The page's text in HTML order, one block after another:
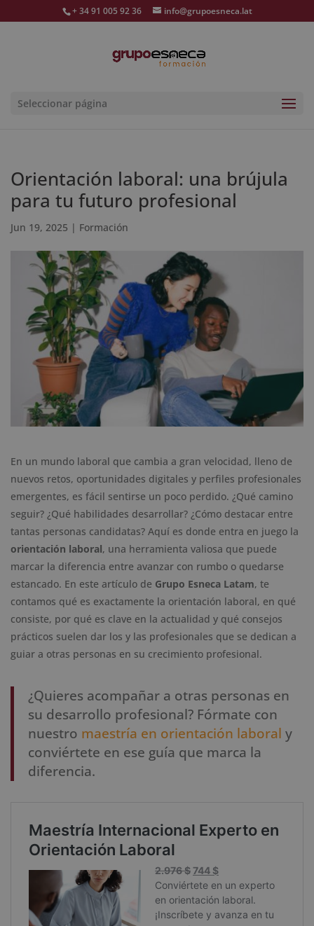
+ 34 91 005 92 36 info@grupoesneca.lat
Seleccionar página
Orientación laboral: una brújula
para tu futuro profesional
Jun 19, 2025 | Formación
En un mundo laboral que cambia a gran velocidad, lleno de
nuevos retos, oportunidades digitales y perfiles profesionales
emergentes, es fácil sentirse un poco perdido. ¿Qué camino
seguir? ¿Qué habilidades desarrollar? ¿Cómo destacar entre
tantas personas candidatas? Aquí es donde entra en juego la
orientación laboral, una herramienta valiosa que puede
marcar la diferencia entre avanzar con rumbo o quedarse
estancado. En este artículo de Grupo Esneca Latam, te
contamos qué es exactamente la orientación laboral, en qué
consiste, por qué es clave en la actualidad y qué consejos
prácticos suelen dar los y las profesionales que se dedican a
guiar a otras personas en su crecimiento profesional.
¿Quieres acompañar a otras personas en
su desarrollo profesional? Fórmate con
nuestro maestría en orientación laboral y
conviértete en ese guía que marca la
diferencia.